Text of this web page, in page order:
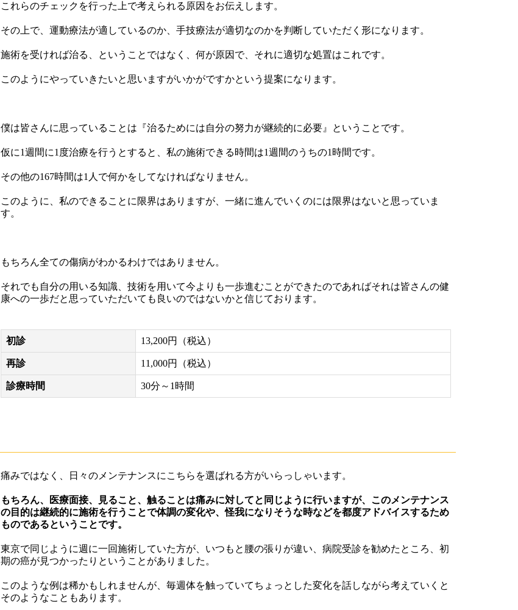
これらのチェックを行った上で考えられる原因をお伝えします。
その上で、運動療法が適しているのか、手技療法が適切なのかを判断していただく形になります。
施術を受ければ治る、ということではなく、何が原因で、それに適切な処置はこれです。
このようにやっていきたいと思いますがいかがですかという提案になります。
僕は皆さんに思っていることは『治るためには自分の努力が継続的に必要』ということです。
仮に1週間に1度治療を行うとすると、私の施術できる時間は1週間のうちの1時間です。
その他の167時間は1人で何かをしてなければなりません。
このように、私のできることに限界はありますが、一緒に進んでいくのには限界はないと思っていま
す。
もちろん全ての傷病がわかるわけではありません。
それでも自分の用いる知識、技術を用いて今よりも一歩進むことができたのであればそれは皆さんの健
康への一歩だと思っていただいても良いのではないかと信じております。
初診 13,200円（税込）
再診 11,000円（税込）
診療時間 30分～1時間
痛みではなく、日々のメンテナンスにこちらを選ばれる方がいらっしゃいます。
もちろん、医療面接、見ること、触ることは痛みに対してと同じように行いますが、このメンテナンス
の目的は継続的に施術を行うことで体調の変化や、怪我になりそうな時などを都度アドバイスするため
ものであるということです。
東京で同じように週に一回施術していた方が、いつもと腰の張りが違い、病院受診を勧めたところ、初
期の癌が見つかったりということがありました。
このような例は稀かもしれませんが、毎週体を触っていてちょっとした変化を話しながら考えていくと
そのようなこともあります。